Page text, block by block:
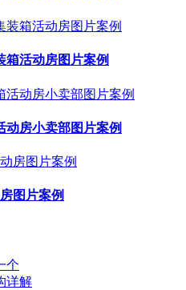
箱活动房图片案例
动房小卖部图片案例
图片案例
个
详解